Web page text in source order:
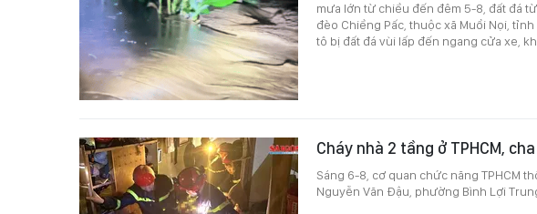
mưa lớn từ chiều đến đêm 5-8, đất đá
đèo Chiềng Pấc, thuộc xã Muổi Nọi,
tô bị đất đá vùi lấp đến ngang cửa xe,
Cháy nhà 2 tầng ở TPHCM,
Sáng 6-8, cơ quan chức năng TPHCM
Nguyễn Văn Đậu, phường Bình Lợi